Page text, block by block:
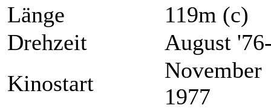
Länge
119m (c)
Drehzeit
August
Kinostart
November
1977